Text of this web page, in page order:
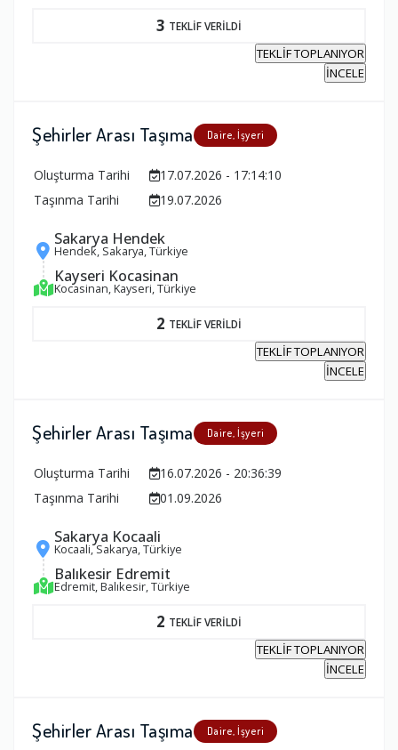
3 TEKLİF VERİLDİ
TEKLİF TOPLANIYOR
İNCELE
Şehirler Arası Taşıma Daire, İşyeri
Oluşturma Tarihi
17.07.2026 - 17:14:10
Taşınma Tarihi
19.07.2026
Sakarya Hendek
Hendek, Sakarya, Türkiye
Kayseri Kocasinan
Kocasinan, Kayseri, Türkiye
2 TEKLİF VERİLDİ
TEKLİF TOPLANIYOR
İNCELE
Şehirler Arası Taşıma Daire, İşyeri
Oluşturma Tarihi
16.07.2026 - 20:36:39
Taşınma Tarihi
01.09.2026
Sakarya Kocaali
Kocaali, Sakarya, Türkiye
Balıkesir Edremit
Edremit, Balıkesir, Türkiye
2 TEKLİF VERİLDİ
TEKLİF TOPLANIYOR
İNCELE
Şehirler Arası Taşıma Daire, İşyeri